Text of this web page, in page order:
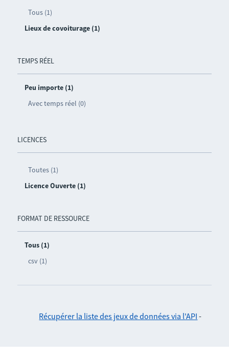
Tous (1)
Lieux de covoiturage (1)
TEMPS RÉEL
Peu importe (1)
Avec temps réel (0)
LICENCES
Toutes (1)
Licence Ouverte (1)
FORMAT DE RESSOURCE
Tous (1)
csv (1)
Récupérer la liste des jeux de données via l'API -